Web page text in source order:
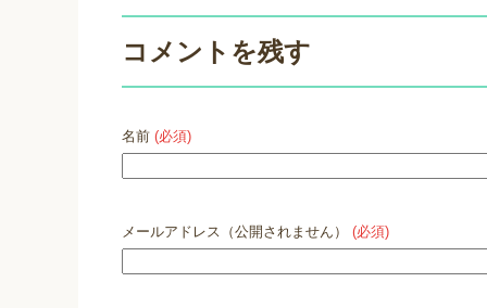
コメントを残す
名前 (必須)
メールアドレス（公開されません） (必須)